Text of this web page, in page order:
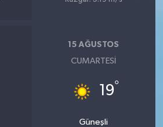
15 AĞUSTOS
CUMARTESI
19°
Güneşli